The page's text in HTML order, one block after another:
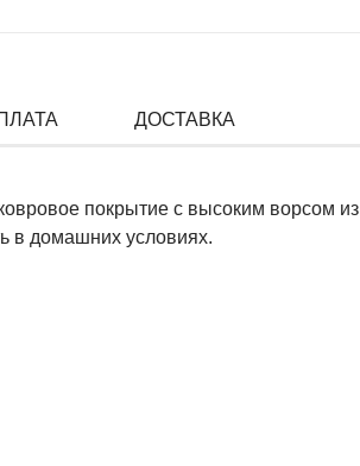
ДОСТАВКА
покрытие с высоким ворсом из
в домашних условиях.